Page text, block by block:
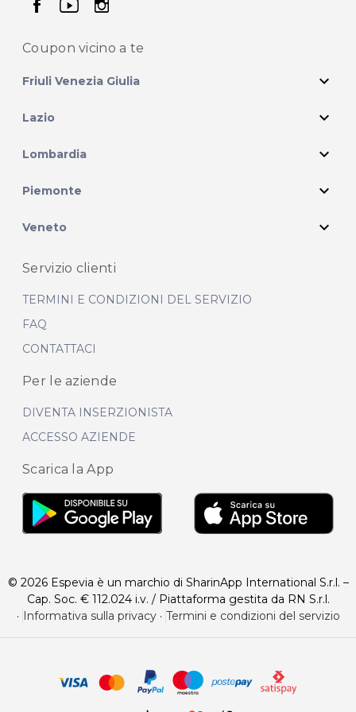
seguici su facebook
seguici su youtube
seguici su instagram
Coupon vicino a te
Friuli Venezia Giulia expand_more
Lazio expand_more
Lombardia expand_more
Piemonte expand_more
Veneto expand_more
Servizio clienti
TERMINI E CONDIZIONI DEL SERVIZIO
FAQ
CONTATTACI
Per le aziende
DIVENTA INSERZIONISTA
ACCESSO AZIENDE
Scarica la App
© 2026 Espevia è un marchio di SharinApp International S.r.l. –
Cap. Soc. € 112.024 i.v. / Piattaforma gestita da RN S.r.l.
· Informativa sulla privacy· Termini e condizioni del servizio